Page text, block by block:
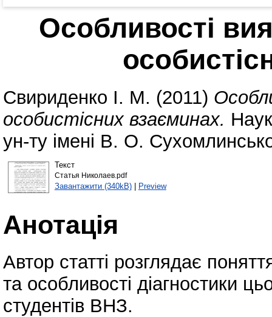
Особливості
Свириденко І. М. (2011)
особистісних взаєминах.
ун-ту імені В. О.
Текст
Статья Николаев.pdf
Завантажити (340kB)| Preview
Анотація
Автор статті розглядає
та особливості діагностики
студентів ВНЗ.